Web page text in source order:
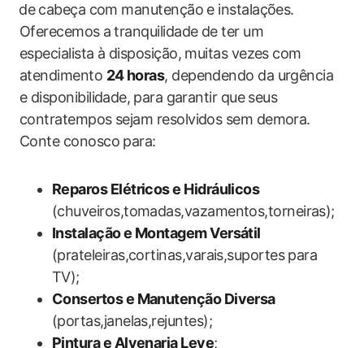
⁢de ⁤cabeça com manutenção e instalações.
‍Oferecemos a⁣ tranquilidade de ter um
especialista à disposição, muitas vezes com
atendimento 24​ horas, dependendo‌ da urgência
e disponibilidade, ⁣para garantir que seus
contratempos sejam resolvidos sem demora.
Conte‌ conosco para:
Reparos Elétricos e Hidráulicos
(chuveiros,tomadas,vazamentos,torneiras);
Instalação e Montagem Versátil
(prateleiras,cortinas,varais,suportes para
TV);
Consertos e‍ Manutenção ‍Diversa
(portas,janelas,rejuntes);
Pintura e Alvenaria Leve;